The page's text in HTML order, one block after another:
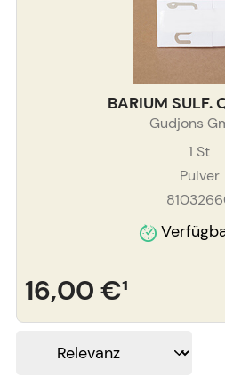
BARIUM SULF.
Gudjons
1 St
Pulver
16,00 €¹